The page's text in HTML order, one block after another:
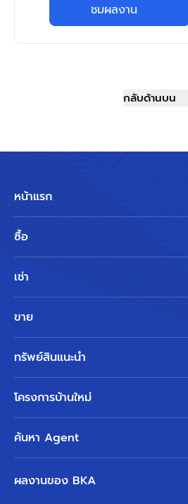
ชมผลงาน
กลับด้านบน
หน้าแรก
ซื้อ
เช่า
ขาย
ทรัพย์สินแนะนำ
โครงการบ้านใหม่
ค้นหา Agent
ผลงานของ BKA